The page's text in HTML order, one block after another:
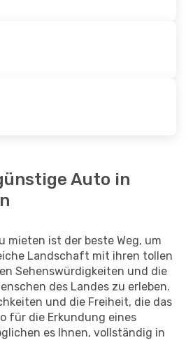
Auto in
mieten ist der beste Weg, um
Landschaft mit ihren tollen
Sehenswürdigkeiten und die
des Landes zu erleben.
und die Freiheit, die das
für die Erkundung eines
es Ihnen, vollständig in